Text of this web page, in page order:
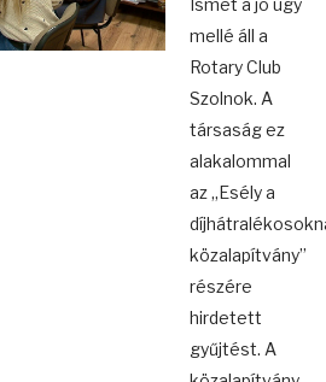
Ismét a jó ügy
mellé áll a
Rotary Club
Szolnok. A
társaság ez
alakalommal
az „Esély a
közalapítvány”
részére
hirdetett
gyűjtést. A